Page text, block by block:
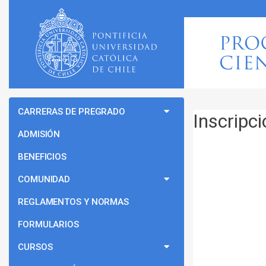
CARRERAS DE PREGRADO
ADMISIÓN
BENEFICIOS
COMUNIDAD
REGLAMENTOS Y NORMAS
FORMULARIOS
CURSOS